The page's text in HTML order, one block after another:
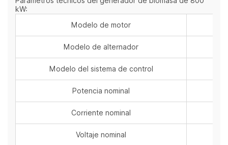
kW:
Modelo de motor
Modelo de alternador
Modelo del sistema de control
Potencia nominal
Corriente nominal
Voltaje nominal